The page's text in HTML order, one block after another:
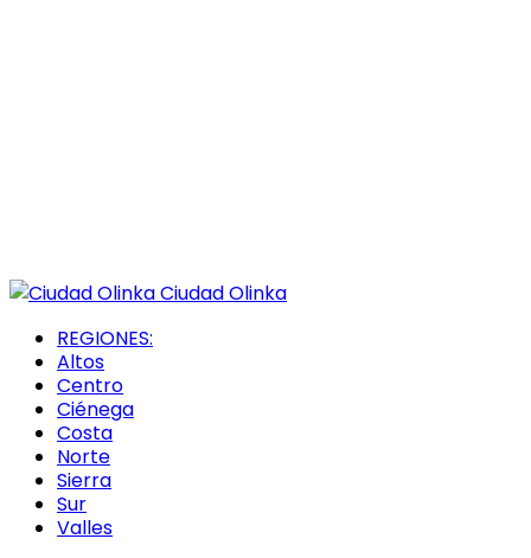
Ciudad Olinka
REGIONES:
Altos
Centro
Ciénega
Costa
Norte
Sierra
Sur
Valles